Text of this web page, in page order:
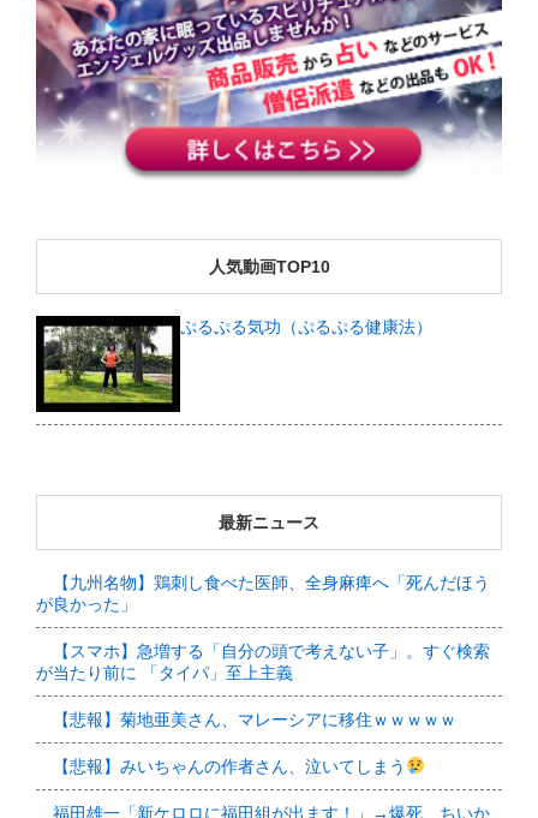
人気動画TOP10
ぷるぷる気功（ぷるぷる健康法）
最新ニュース
【九州名物】鶏刺し食べた医師、全身麻痺へ「死んだほう
が良かった」
【スマホ】急増する「自分の頭で考えない子」。すぐ検索
が当たり前に 「タイパ」至上主義
【悲報】菊地亜美さん、マレーシアに移住ｗｗｗｗｗ
【悲報】みいちゃんの作者さん、泣いてしまう
福田雄一「新ケロロに福田組が出ます！」→爆死 ちいか